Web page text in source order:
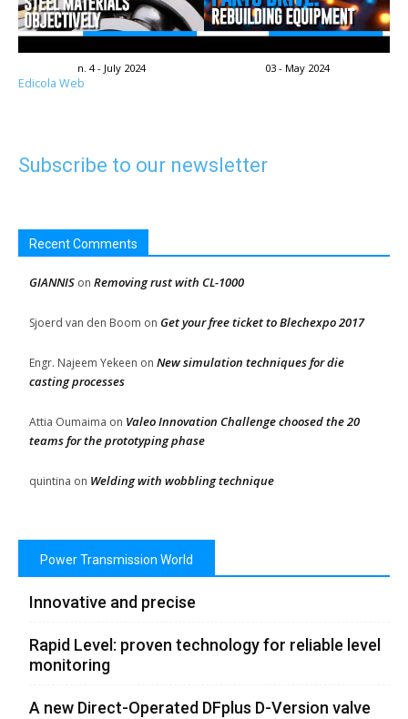
n. 4 - July 2024 03 - May 2024
Edicola Web
Subscribe to our newsletter
Recent Comments
GIANNIS on Removing rust with CL-1000
Sjoerd van den Boom on Get your free ticket to Blechexpo 2017
Engr. Najeem Yekeen on New simulation techniques for die
casting processes
Attia Oumaima on Valeo Innovation Challenge choosed the 20
teams for the prototyping phase
quintina on Welding with wobbling technique
Power Transmission World
Innovative and precise
Rapid Level: proven technology for reliable level
monitoring
A new Direct-Operated DFplus D-Version valve